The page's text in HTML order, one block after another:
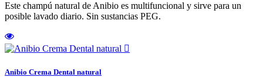
Este champú natural de Anibio es multifuncional y sirve para un
posible lavado diario. Sin sustancias PEG.

Anibio Crema Dental natural